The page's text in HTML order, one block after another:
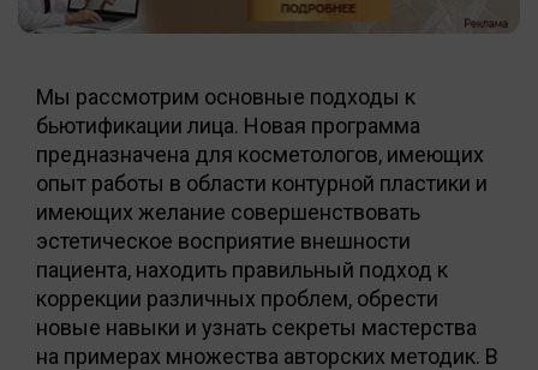
Мы рассмотрим основные подходы к
бьютификации лица. Новая программа
предназначена для косметологов, имеющих
опыт работы в области контурной пластики и
имеющих желание совершенствовать
эстетическое восприятие внешности
пациента, находить правильный подход к
коррекции различных проблем, обрести
новые навыки и узнать секреты мастерства
на примерах множества авторских методик. В